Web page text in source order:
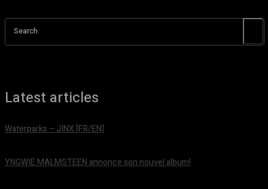
Search
Latest articles
Waterparks – JINX [FR/EN]
YNGWIE MALMSTEEN annonce son nouvel album!